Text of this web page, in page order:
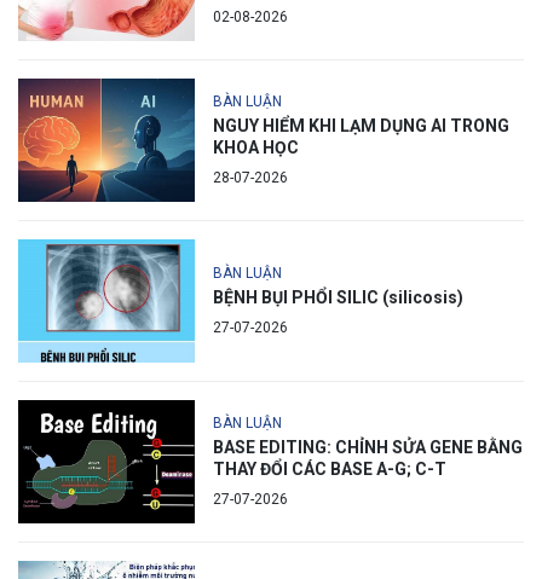
02-08-2026
BÀN LUẬN
NGUY HIỂM KHI LẠM DỤNG AI TRONG
KHOA HỌC
28-07-2026
BÀN LUẬN
BỆNH BỤI PHỔI SILIC (silicosis)
27-07-2026
BÀN LUẬN
BASE EDITING: CHỈNH SỬA GENE BẰNG
THAY ĐỔI CÁC BASE A-G; C-T
27-07-2026